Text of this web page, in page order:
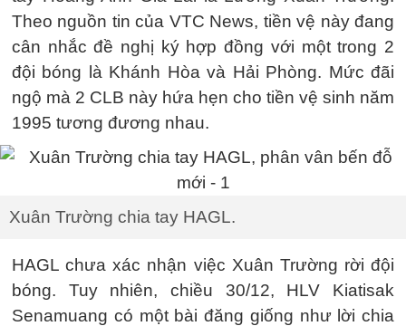
Theo nguồn tin của VTC News, tiền vệ này đang
cân nhắc đề nghị ký hợp đồng với một trong 2
đội bóng là Khánh Hòa và Hải Phòng. Mức đãi
ngộ mà 2 CLB này hứa hẹn cho tiền vệ sinh năm
1995 tương đương nhau.
Xuân Trường chia tay HAGL.
HAGL chưa xác nhận việc Xuân Trường rời đội
bóng. Tuy nhiên, chiều 30/12, HLV Kiatisak
Senamuang có một bài đăng giống như lời chia